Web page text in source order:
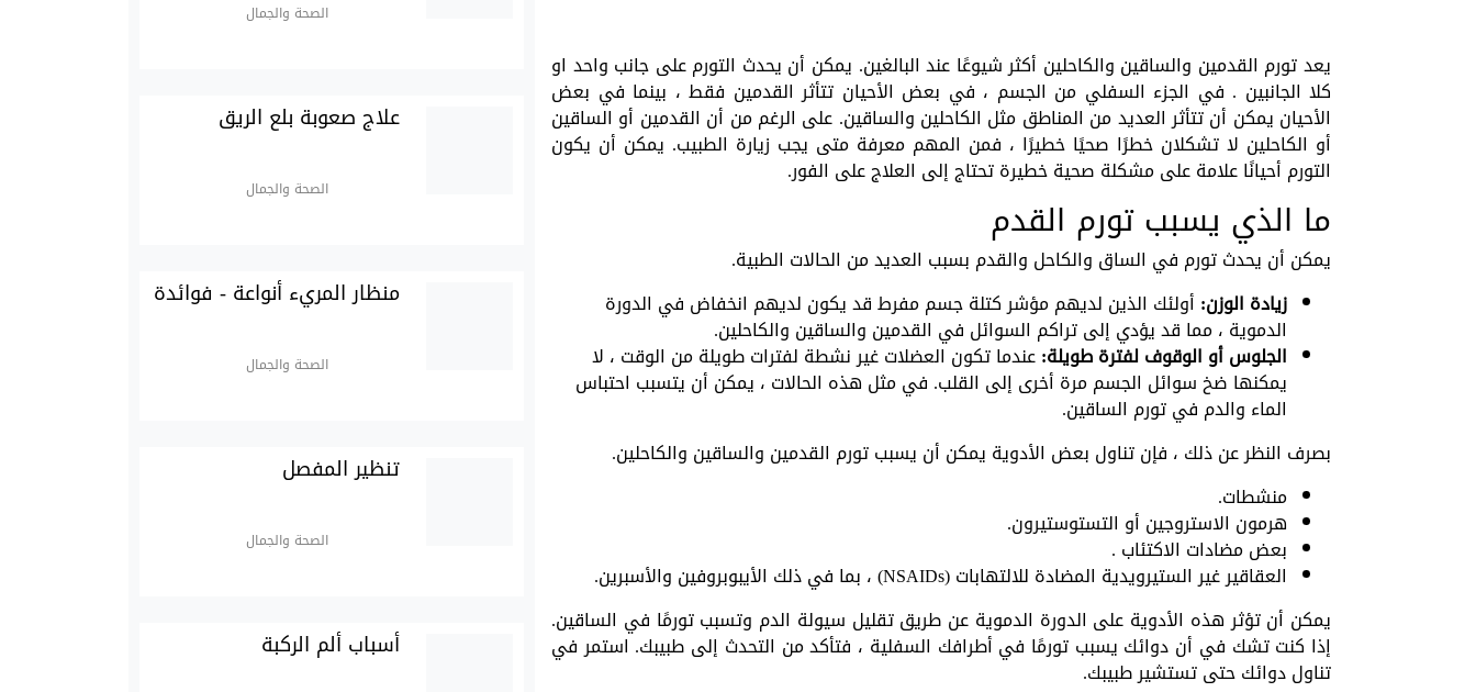
يعد تورم القدمين والساقين والكاحلين أكثر شيوعًا عند البالغين. يمكن أن يحدث التورم على جانب واحد او
كلا الجانبين . في الجزء السفلي من الجسم ، في بعض الأحيان تتأثر القدمين فقط ، بينما في بعض
الأحيان يمكن أن تتأثر العديد من المناطق مثل الكاحلين والساقين. على الرغم من أن القدمين أو الساقين
أو الكاحلين لا تشكلان خطرًا صحيًا خطيرًا ، فمن المهم معرفة متى يجب زيارة الطبيب. يمكن أن يكون
التورم أحيانًا علامة على مشكلة صحية خطيرة تحتاج إلى العلاج على الفور.
ما الذي يسبب تورم القدم
يمكن أن يحدث تورم في الساق والكاحل والقدم بسبب العديد من الحالات الطبية.
زيادة الوزن: أولئك الذين لديهم مؤشر كتلة جسم مفرط قد يكون لديهم انخفاض في الدورة
الدموية ، مما قد يؤدي إلى تراكم السوائل في القدمين والساقين والكاحلين.
الجلوس أو الوقوف لفترة طويلة:عندما تكون العضلات غير نشطة لفترات طويلة من الوقت ، لا
يمكنها ضخ سوائل الجسم مرة أخرى إلى القلب. في مثل هذه الحالات ، يمكن أن يتسبب احتباس
الماء والدم في تورم الساقين.
بصرف النظر عن ذلك ، فإن تناول بعض الأدوية يمكن أن يسبب تورم القدمين والساقين والكاحلين.
منشطات.
هرمون الاستروجين أو التستوستيرون.
بعض مضادات الاكتئاب .
العقاقير غير الستيرويدية المضادة للالتهابات (NSAIDs) ، بما في ذلك الأيبوبروفين والأسبرين.
يمكن أن تؤثر هذه الأدوية على الدورة الدموية عن طريق تقليل سيولة الدم وتسبب تورمًا في الساقين.
إذا كنت تشك في أن دوائك يسبب تورمًا في أطرافك السفلية ، فتأكد من التحدث إلى طبيبك. استمر في
تناول دوائك حتى تستشير طبيبك.
الصحة والجمال
علاج صعوبة بلع الريق
الصحة والجمال
منظار المريء أنواعة - فوائدة
الصحة والجمال
تنظير المفصل
الصحة والجمال
أسباب ألم الركبة